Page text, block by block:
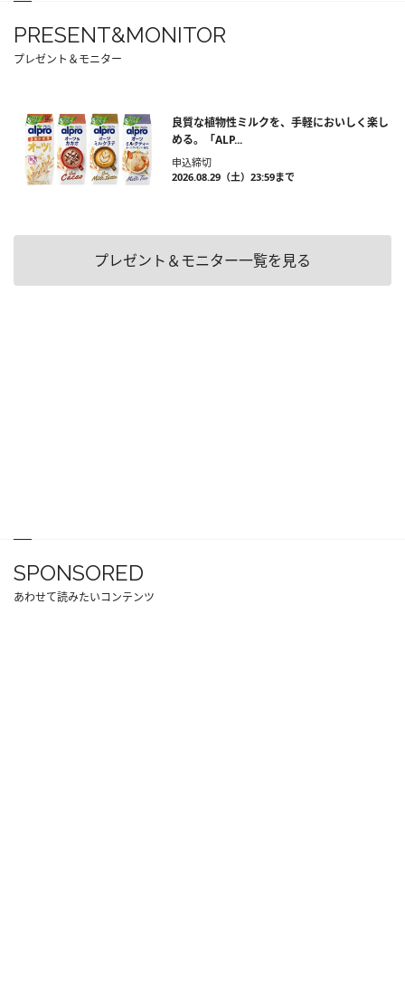
PRESENT&MONITOR
プレゼント＆モニター
良質な植物性ミルクを、手軽においしく楽し
める。「ALP...
申込締切
2026.08.29（土）23:59まで
プレゼント＆モニター一覧を見る
SPONSORED
あわせて読みたいコンテンツ